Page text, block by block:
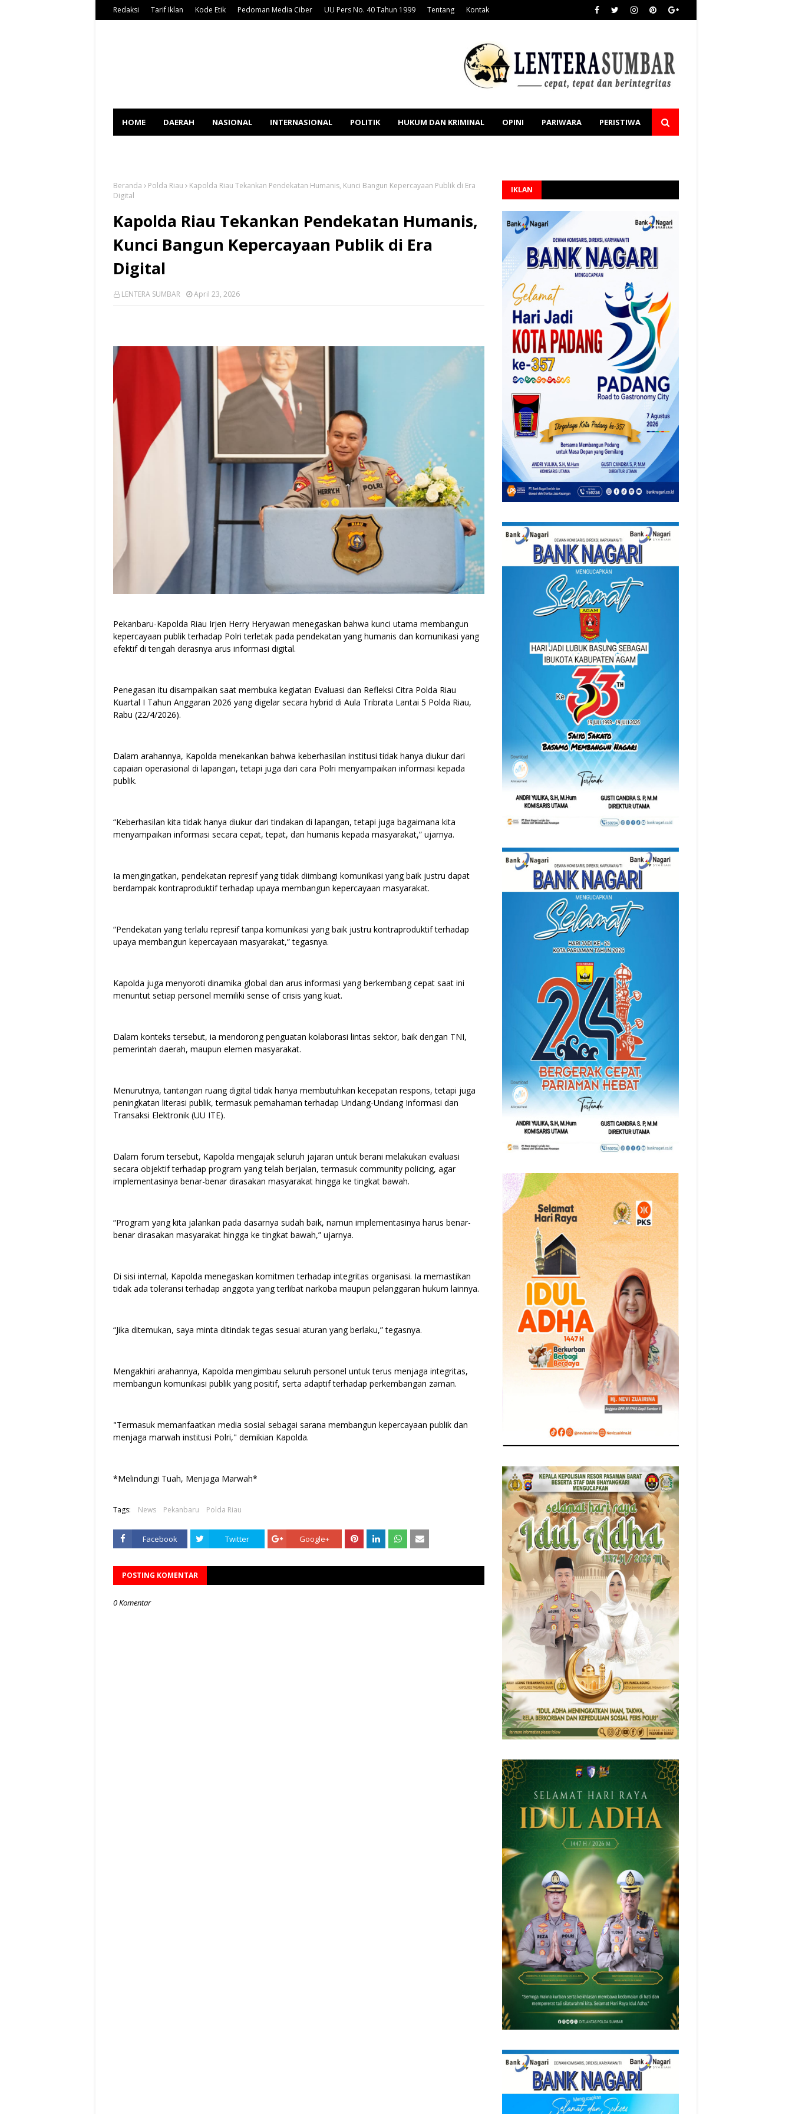
Redaksi Tarif Iklan Kode Etik Pedoman Media Ciber UU Pers No. 40 Tahun 1999 Tentang Kontak
HOME DAERAH NASIONAL INTERNASIONAL POLITIK HUKUM DAN KRIMINAL OPINI PARIWARA PERISTIWA
Beranda Polda Riau
Kapolda Riau Tekankan Pendekatan Humanis, Kunci Bangun Kepercayaan Publik di Era
Digital
Kapolda Riau Tekankan Pendekatan Humanis,
Kunci Bangun Kepercayaan Publik di Era
Digital
LENTERA SUMBAR April 23, 2026
Pekanbaru-Kapolda Riau Irjen Herry Heryawan menegaskan bahwa kunci utama membangun
kepercayaan publik terhadap Polri terletak pada pendekatan yang humanis dan komunikasi yang
efektif di tengah derasnya arus informasi digital.
Penegasan itu disampaikan saat membuka kegiatan Evaluasi dan Refleksi Citra Polda Riau
Kuartal I Tahun Anggaran 2026 yang digelar secara hybrid di Aula Tribrata Lantai 5 Polda Riau,
Rabu (22/4/2026).
Dalam arahannya, Kapolda menekankan bahwa keberhasilan institusi tidak hanya diukur dari
capaian operasional di lapangan, tetapi juga dari cara Polri menyampaikan informasi kepada
publik.
“Keberhasilan kita tidak hanya diukur dari tindakan di lapangan, tetapi juga bagaimana kita
menyampaikan informasi secara cepat, tepat, dan humanis kepada masyarakat,” ujarnya.
Ia mengingatkan, pendekatan represif yang tidak diimbangi komunikasi yang baik justru dapat
berdampak kontraproduktif terhadap upaya membangun kepercayaan masyarakat.
“Pendekatan yang terlalu represif tanpa komunikasi yang baik justru kontraproduktif terhadap
upaya membangun kepercayaan masyarakat,” tegasnya.
Kapolda juga menyoroti dinamika global dan arus informasi yang berkembang cepat saat ini
menuntut setiap personel memiliki sense of crisis yang kuat.
Dalam konteks tersebut, ia mendorong penguatan kolaborasi lintas sektor, baik dengan TNI,
pemerintah daerah, maupun elemen masyarakat.
Menurutnya, tantangan ruang digital tidak hanya membutuhkan kecepatan respons, tetapi juga
peningkatan literasi publik, termasuk pemahaman terhadap Undang-Undang Informasi dan
Transaksi Elektronik (UU ITE).
Dalam forum tersebut, Kapolda mengajak seluruh jajaran untuk berani melakukan evaluasi
secara objektif terhadap program yang telah berjalan, termasuk community policing, agar
implementasinya benar-benar dirasakan masyarakat hingga ke tingkat bawah.
“Program yang kita jalankan pada dasarnya sudah baik, namun implementasinya harus benar-
benar dirasakan masyarakat hingga ke tingkat bawah,” ujarnya.
Di sisi internal, Kapolda menegaskan komitmen terhadap integritas organisasi. Ia memastikan
tidak ada toleransi terhadap anggota yang terlibat narkoba maupun pelanggaran hukum lainnya.
“Jika ditemukan, saya minta ditindak tegas sesuai aturan yang berlaku,” tegasnya.
Mengakhiri arahannya, Kapolda mengimbau seluruh personel untuk terus menjaga integritas,
membangun komunikasi publik yang positif, serta adaptif terhadap perkembangan zaman.
"Termasuk memanfaatkan media sosial sebagai sarana membangun kepercayaan publik dan
menjaga marwah institusi Polri," demikian Kapolda.
*Melindungi Tuah, Menjaga Marwah*
Tags: News Pekanbaru Polda Riau
Facebook Twitter Google+
POSTING KOMENTAR
0 Komentar
IKLAN